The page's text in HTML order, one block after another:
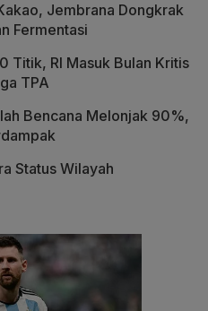
Jembrana Dongkrak
Fermentasi
Titik, RI Masuk Bulan Kritis
TPA
Bencana Melonjak 90%,
Status Wilayah